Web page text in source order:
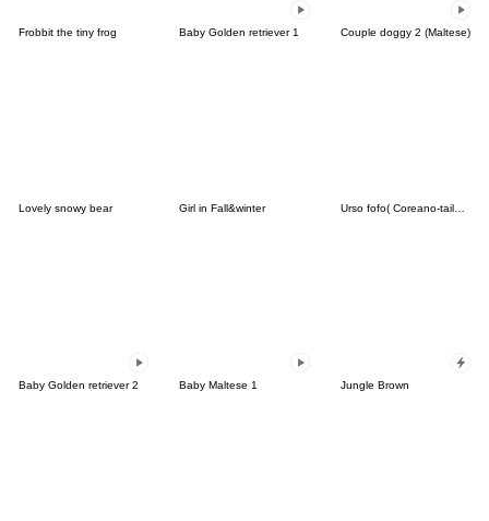
Frobbit the tiny frog Baby Golden retriever 1 Couple doggy 2 (Maltese)
Lovely snowy bear Girl in Fall&winter Urso fofo( Coreano-tailandês)
Baby Golden retriever 2 Baby Maltese 1 Jungle Brown